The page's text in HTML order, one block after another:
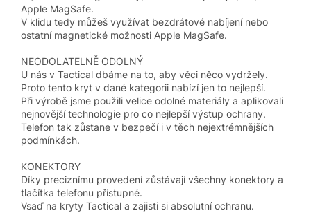
Apple MagSafe.
V klidu tedy můžeš využívat bezdrátové nabíjení nebo
ostatní magnetické možnosti Apple MagSafe.
NEODOLATELNĚ ODOLNÝ
U nás v Tactical dbáme na to, aby věci něco vydržely.
Proto tento kryt v dané kategorii nabízí jen to nejlepší.
Při výrobě jsme použili velice odolné materiály a aplikovali
nejnovější technologie pro co nejlepší výstup ochrany.
Telefon tak zůstane v bezpečí i v těch nejextrémnějších
podmínkách.
KONEKTORY
Díky preciznímu provedení zůstávají všechny konektory a
tlačítka telefonu přístupné.
Vsaď na kryty Tactical a zajisti si absolutní ochranu.